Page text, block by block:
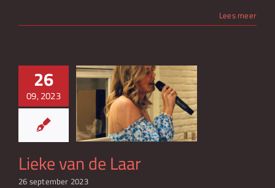
Lees meer
26
09, 2023
de Laar
Lieke van de Laar
26 september 2023